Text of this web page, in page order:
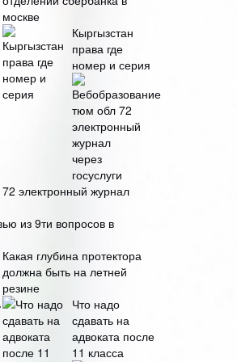
москве
Кыргызстан
права где
номер и серия
электронный журнал
из 9ти вопросов в
Какая глубина протектора
должна быть на летней
резине
Что надо
сдавать на
адвоката после
11 класса